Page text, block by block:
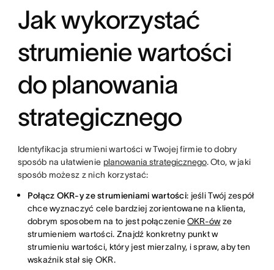
Jak wykorzystać
strumienie wartości
do planowania
strategicznego
Identyfikacja strumieni wartości w Twojej firmie to dobry
sposób na ułatwienie planowania strategicznego. Oto, w jaki
sposób możesz z nich korzystać:
Połącz OKR-y ze strumieniami wartości: jeśli Twój zespół
chce wyznaczyć cele bardziej zorientowane na klienta,
dobrym sposobem na to jest połączenieOKR-ówze
strumieniem wartości. Znajdź konkretny punkt w
strumieniu wartości, który jest mierzalny, i spraw, aby ten
wskaźnik stał się OKR.